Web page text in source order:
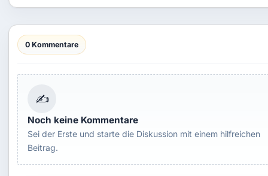
0 Kommentare
✍
Noch keine Kommentare
Sei der Erste und starte die Diskussion mit einem hilfreichen
Beitrag.